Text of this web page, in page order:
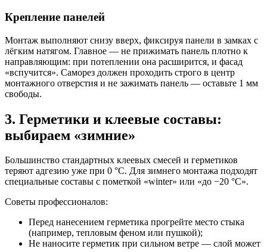
Крепление панелей
Монтаж выполняют снизу вверх, фиксируя панели в замках с
лёгким натягом. Главное — не прижимать панель плотно к
направляющим: при потеплении она расширится, и фасад
«вспучится». Саморез должен проходить строго в центр
монтажного отверстия и не зажимать панель — оставьте 1 мм
свободы.
3. Герметики и клеевые составы:
выбираем «зимние»
Большинство стандартных клеевых смесей и герметиков
теряют адгезию уже при 0 °C. Для зимнего монтажа подходят
специальные составы с пометкой «winter» или «до −20 °C».
Советы профессионалов:
Перед нанесением герметика прогрейте место стыка
(например, тепловым феном или пушкой);
Не наносите герметик при сильном ветре — слой может